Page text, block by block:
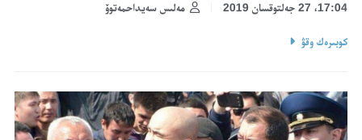
مەلىس سەيداحمەتوۆ 17:04، 27 جەلتوقسان 2019
كوبىرەك وقۋ